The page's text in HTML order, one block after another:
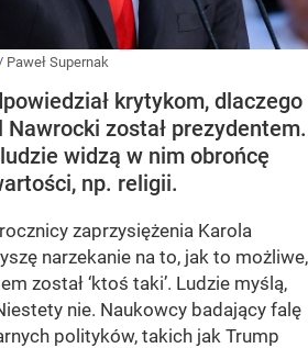
/ Paweł Supernak
krytykom, dlaczego
został prezydentem.
widzą w nim obrońcę
np. religii.
zaprzysiężenia Karola
narzekanie na to, jak to możliwe,
został ‘ktoś taki’. Ludzie myślą,
nie. Naukowcy badający falę
polityków, takich jak Trump